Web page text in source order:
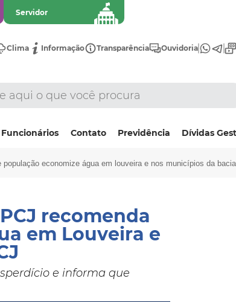
Servidor
Clima Informação Transparência Ouvidoria
Funcionários Contato Previdência Dívidas
economize água em louveira e nos municípios da
recomenda
em Louveira e
e informa que